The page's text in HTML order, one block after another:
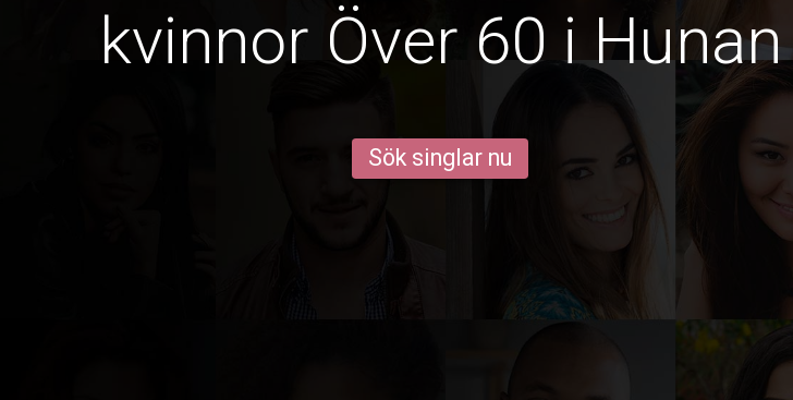
kvinnor Över 60 i Hunan
Sök singlar nu